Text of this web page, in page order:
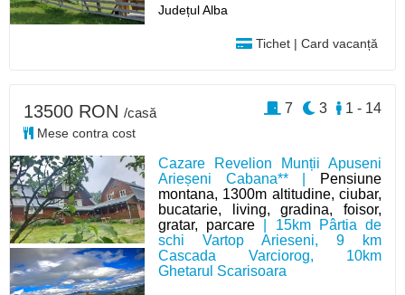
Județul Alba
Tichet | Card vacanță
Cazare Revelion Munții Apuseni
Arieșeni Cabana** |
Pensiune
montana, 1300m altitudine, ciubar,
bucatarie, living, gradina, foisor,
gratar, parcare | 15km Pârtia de
schi Vartop Arieseni, 9 km
Cascada Varciorog, 10km
Ghetarul Scarisoara
13500 RON /casă
Mese contra cost
1 - 14
3
7